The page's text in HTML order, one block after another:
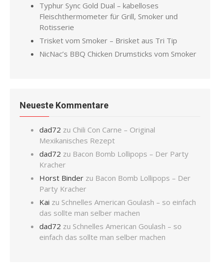
Typhur Sync Gold Dual – kabelloses
Fleischthermometer für Grill, Smoker und
Rotisserie
Trisket vom Smoker – Brisket aus Tri Tip
NicNac’s BBQ Chicken Drumsticks vom Smoker
Neueste Kommentare
dad72 zu Chili Con Carne – Original
Mexikanisches Rezept
dad72 zu Bacon Bomb Lollipops – Der Party
Kracher
Horst Binder zu Bacon Bomb Lollipops – Der
Party Kracher
Kai zu Schnelles American Goulash – so einfach
das sollte man selber machen
dad72 zu Schnelles American Goulash – so
einfach das sollte man selber machen